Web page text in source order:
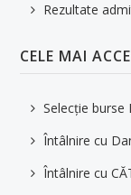
Rezultate
CELE MAI
Selecție burse
Întâlnire cu
Întâlnire cu